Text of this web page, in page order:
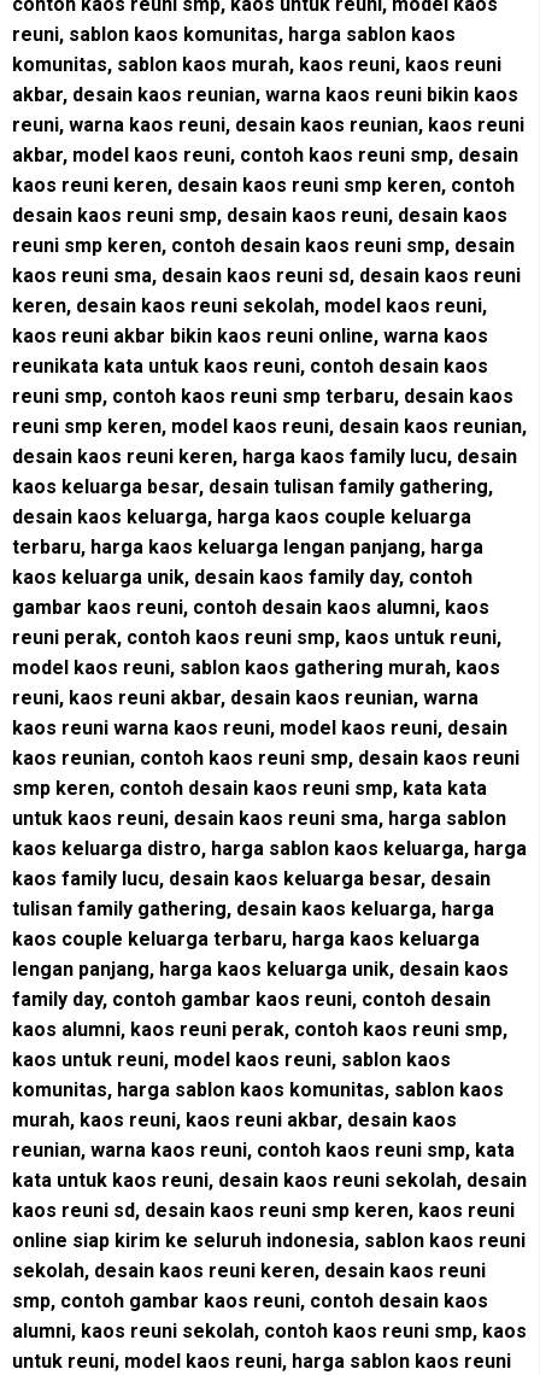
reuni, sablon kaos komunitas, harga sablon kaos
komunitas, sablon kaos murah, kaos reuni, kaos reuni
akbar, desain kaos reunian, warna kaos reuni bikin kaos
reuni, warna kaos reuni, desain kaos reunian, kaos reuni
akbar, model kaos reuni, contoh kaos reuni smp, desain
kaos reuni keren, desain kaos reuni smp keren, contoh
desain kaos reuni smp, desain kaos reuni, desain kaos
reuni smp keren, contoh desain kaos reuni smp, desain
kaos reuni sma, desain kaos reuni sd, desain kaos reuni
keren, desain kaos reuni sekolah, model kaos reuni,
kaos reuni akbar bikin kaos reuni online, warna kaos
reunikata kata untuk kaos reuni, contoh desain kaos
reuni smp, contoh kaos reuni smp terbaru, desain kaos
reuni smp keren, model kaos reuni, desain kaos reunian,
desain kaos reuni keren, harga kaos family lucu, desain
kaos keluarga besar, desain tulisan family gathering,
desain kaos keluarga, harga kaos couple keluarga
terbaru, harga kaos keluarga lengan panjang, harga
kaos keluarga unik, desain kaos family day, contoh
gambar kaos reuni, contoh desain kaos alumni, kaos
reuni perak, contoh kaos reuni smp, kaos untuk reuni,
model kaos reuni, sablon kaos gathering murah, kaos
reuni, kaos reuni akbar, desain kaos reunian, warna
kaos reuni warna kaos reuni, model kaos reuni, desain
kaos reunian, contoh kaos reuni smp, desain kaos reuni
smp keren, contoh desain kaos reuni smp, kata kata
untuk kaos reuni, desain kaos reuni sma, harga sablon
kaos keluarga distro, harga sablon kaos keluarga, harga
kaos family lucu, desain kaos keluarga besar, desain
tulisan family gathering, desain kaos keluarga, harga
kaos couple keluarga terbaru, harga kaos keluarga
lengan panjang, harga kaos keluarga unik, desain kaos
family day, contoh gambar kaos reuni, contoh desain
kaos alumni, kaos reuni perak, contoh kaos reuni smp,
kaos untuk reuni, model kaos reuni, sablon kaos
komunitas, harga sablon kaos komunitas, sablon kaos
murah, kaos reuni, kaos reuni akbar, desain kaos
reunian, warna kaos reuni, contoh kaos reuni smp, kata
kata untuk kaos reuni, desain kaos reuni sekolah, desain
kaos reuni sd, desain kaos reuni smp keren, kaos reuni
online siap kirim ke seluruh indonesia, sablon kaos reuni
sekolah, desain kaos reuni keren, desain kaos reuni
smp, contoh gambar kaos reuni, contoh desain kaos
alumni, kaos reuni sekolah, contoh kaos reuni smp, kaos
untuk reuni, model kaos reuni, harga sablon kaos reuni